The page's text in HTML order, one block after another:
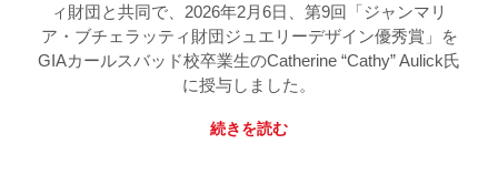
ィ財団と共同で、2026年2月6日、第9回「ジャンマリ
ア・ブチェラッティ財団ジュエリーデザイン優秀賞」を
GIAカールスバッド校卒業生のCatherine “Cathy” Aulick氏
に授与しました。
続きを読む